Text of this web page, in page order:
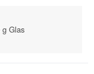
g Glas